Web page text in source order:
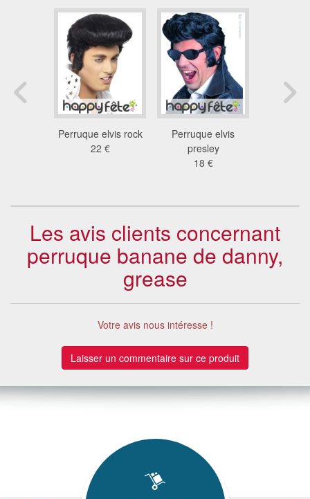
Perruque elvis rock
22 €
Perruque elvis
presley
18 €
Les avis clients concernant
perruque banane de danny,
grease
Votre avis nous intéresse !
Laisser un commentaire sur ce produit